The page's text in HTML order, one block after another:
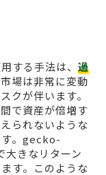
する手法は、 過
場は非常に変動
クが伴います。
で資産が倍増す
られないような
す。gecko-
きなリターン
す。このような